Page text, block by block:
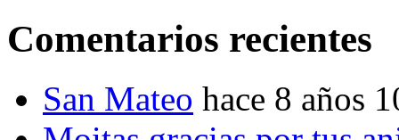
Comentarios recientes
San Mateo hace 8 años